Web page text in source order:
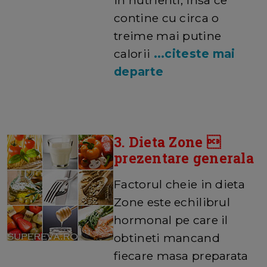
contine cu circa o
treime mai putine
calorii ...citeste mai
departe
3. Dieta Zone 
prezentare generala
Factorul cheie in dieta
Zone este echilibrul
hormonal pe care il
obtineti mancand
fiecare masa preparata